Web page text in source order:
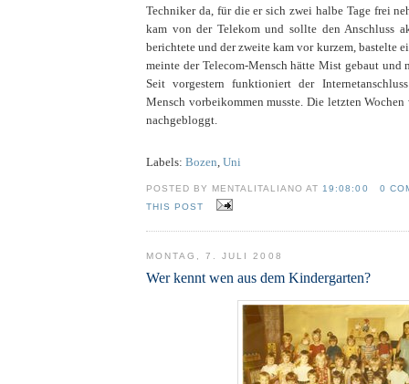
Techniker da, für die er sich zwei halbe Tage frei
kam von der Telekom und sollte den Anschluss
berichtete und der zweite kam vor kurzem, bastelte
meinte der Telecom-Mensch hätte Mist gebaut und
Seit vorgestern funktioniert der
Mensch vorbeikommen musste. Die letzten Wochen
nachgebloggt.
Labels: Bozen Uni
POSTED BY MENTALITALIANO AT 19:08:00
0
THIS POST
MONTAG, 7. JULI 2008
Wer kennt wen aus dem Kindergarten?